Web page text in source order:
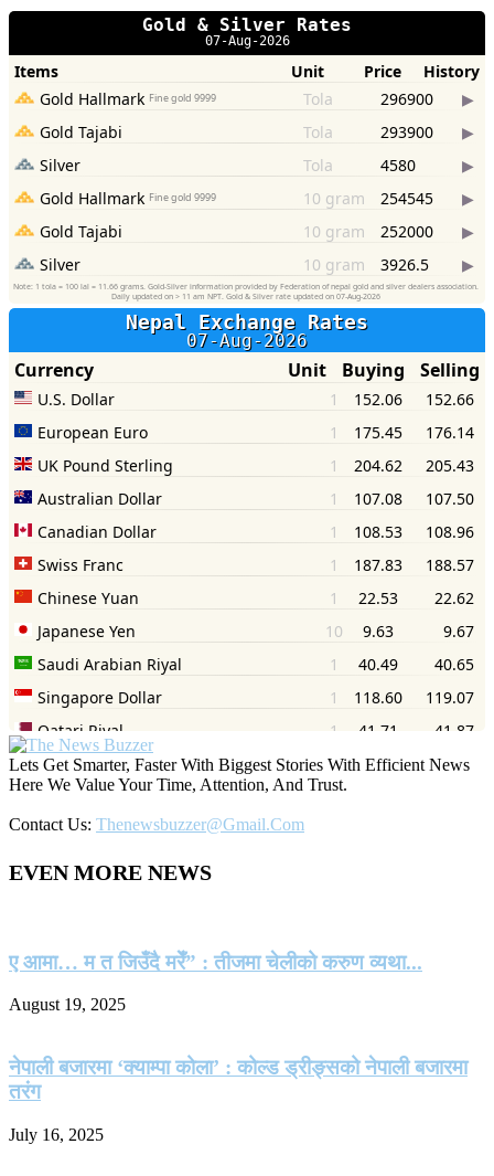
Lets Get Smarter, Faster With Biggest Stories With Efficient News
Here We Value Your Time, Attention, And Trust.
Contact Us: Thenewsbuzzer@gmail.com
EVEN MORE NEWS
ए आमा… म त जिउँदै मरेँ” : तीजमा चेलीको करुण व्यथा...
August 19, 2025
नेपाली बजारमा ‘क्याम्पा कोला’ : कोल्ड ड्रीङ्सको नेपाली बजारमा
तरंग
July 16, 2025